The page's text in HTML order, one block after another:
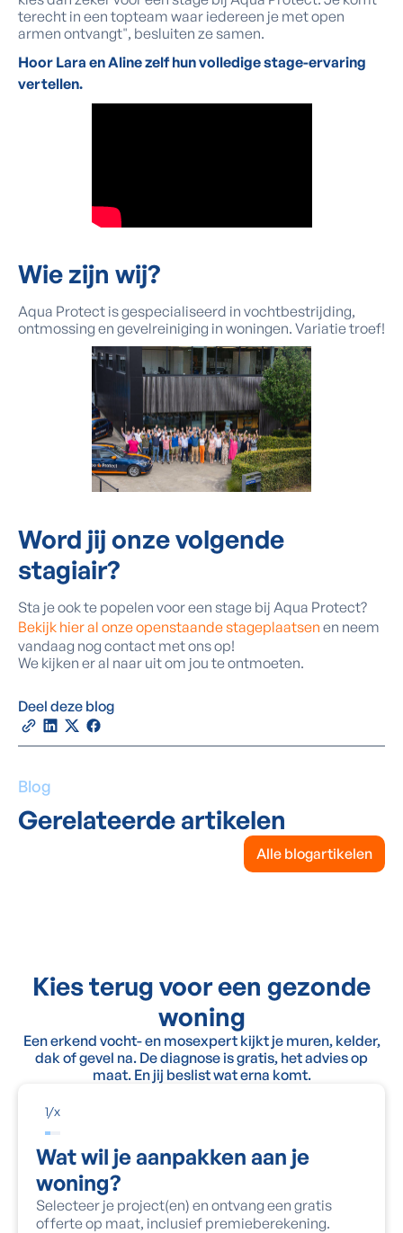
terecht in een topteam waar iedereen je met open
armen ontvangt", besluiten ze samen.
Hoor Lara en Aline zelf hun volledige stage-ervaring
vertellen.
Wie zijn wij?
Aqua Protect is gespecialiseerd in vochtbestrijding,
ontmossing en gevelreiniging in woningen. Variatie troef!
Word jij onzevolgende
stagiair?
Sta je ook te popelen voor een stage bij Aqua Protect?
Bekijk hier al onze openstaande stageplaatsen en neem
vandaag nog contact met ons op!
We kijken er al naar uit om jou te ontmoeten.
Deel deze blog
Blog
Gerelateerde artikelen
Alle blogartikelen
Kies terug voor een gezonde
woning
Een erkend vocht- en mosexpert kijkt je muren, kelder,
dak of gevel na. De diagnose is gratis, het advies op
maat. En jij beslist wat erna komt.
1/x
Wat wil je aanpakken aan je
woning?
Selecteer je project(en) en ontvang een gratis
offerte op maat, inclusief premieberekening.